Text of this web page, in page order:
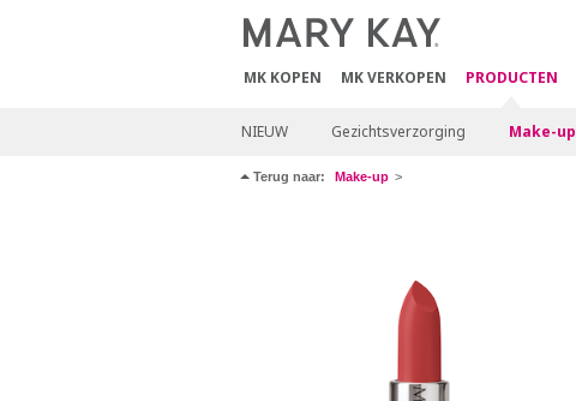
MK KOPEN MK VERKOPEN PRODUCTEN
NIEUW Gezichtsverzorging Make-up
Terug naar: Make-up